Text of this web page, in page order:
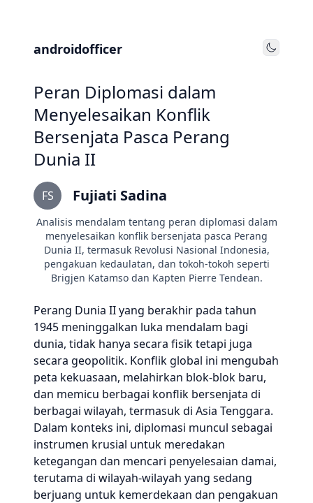
androidofficer Toggle
Peran Diplomasi dalam
Menyelesaikan Konflik
Bersenjata Pasca Perang
Dunia II
FS Fujiati Sadina
Analisis mendalam tentang peran diplomasi dalam
menyelesaikan konflik bersenjata pasca Perang
Dunia II, termasuk Revolusi Nasional Indonesia,
pengakuan kedaulatan, dan tokoh-tokoh seperti
Brigjen Katamso dan Kapten Pierre Tendean.
Perang Dunia II yang berakhir pada tahun
1945 meninggalkan luka mendalam bagi
dunia, tidak hanya secara fisik tetapi juga
secara geopolitik. Konflik global ini mengubah
peta kekuasaan, melahirkan blok-blok baru,
dan memicu berbagai konflik bersenjata di
berbagai wilayah, termasuk di Asia Tenggara.
Dalam konteks ini, diplomasi muncul sebagai
instrumen krusial untuk meredakan
ketegangan dan mencari penyelesaian damai,
terutama di wilayah-wilayah yang sedang
berjuang untuk kemerdekaan dan pengakuan